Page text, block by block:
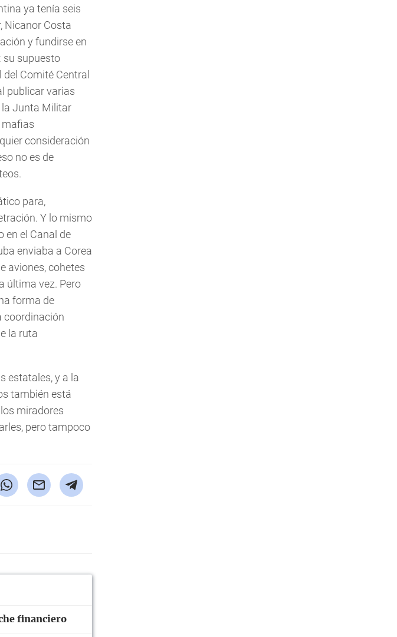
ya tenía seis
Nicanor Costa
y fundirse en
su supuesto
Comité Central
publicar varias
la Junta Militar
mafias
consideración
no es de
para,
Y lo mismo
en el Canal de
enviaba a Corea
aviones, cohetes
última vez. Pero
forma de
coordinación
la ruta
estatales, y a la
también está
miradores
pero tampoco
financiero